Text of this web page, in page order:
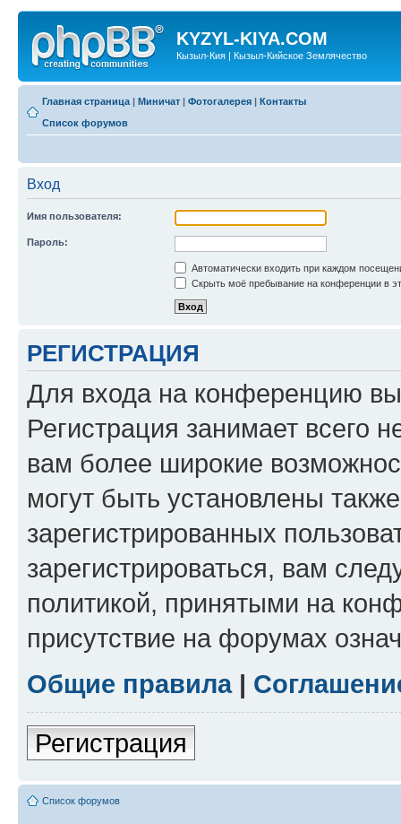
KYZYL-KIYA.COM
Кызыл-Кия | Кызыл-Кийское Землячество
Главная страница | Миничат | Фотогалерея | Контакты
Список форумов
Вход
Имя пользователя:
Пароль:
Автоматически входить при каждом
Скрыть моё пребывание на конференции в
РЕГИСТРАЦИЯ
Для входа на конференцию
Регистрация занимает всего
вам более широкие
могут быть установлены
зарегистрированных
зарегистрироваться, вам
политикой, принятыми на
присутствие на форумах
Общие правила|
Регистрация
Список форумов